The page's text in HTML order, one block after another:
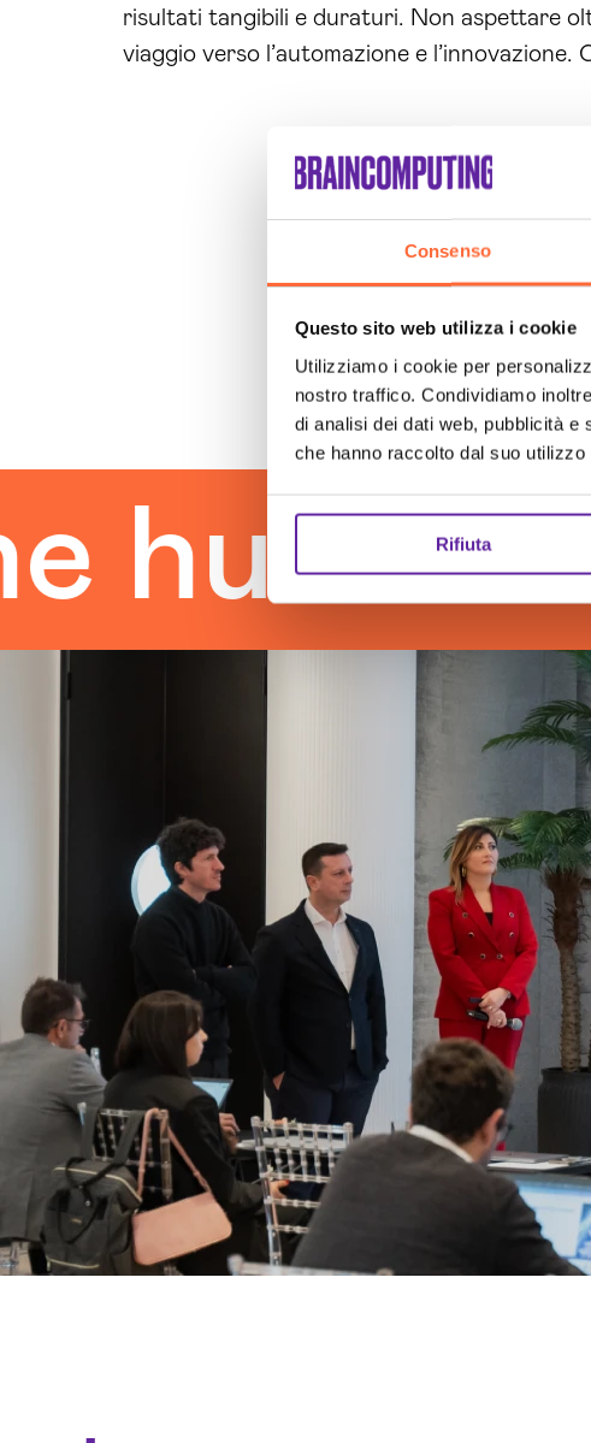
Consenso
Questo sito web utilizza i cookie
Utilizziamo i cookie per
nostro traffico. Condividiamo
di analisi dei dati web, pubblicità e
che hanno raccolto dal suo
Rifiuta
risultati tangibili e duraturi. Non aspettare
viaggio verso l’automazione e